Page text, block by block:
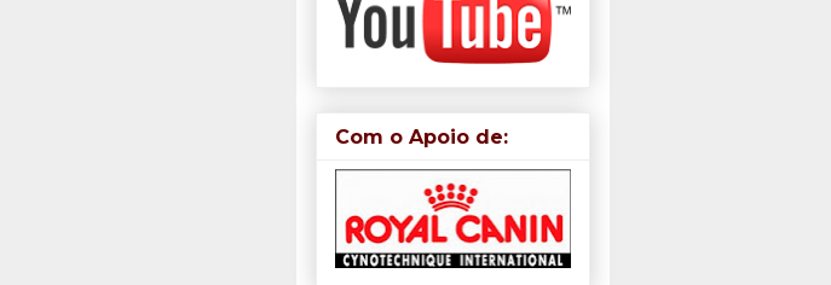
Com o Apoio de: